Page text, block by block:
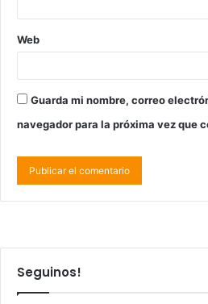
Web
Guarda mi nombre, correo
navegador para la próxima vez que
Seguinos!